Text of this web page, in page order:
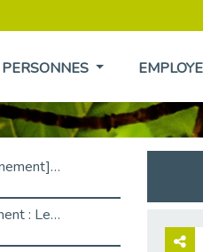
PERSONNES
[Retour sur événement] L'inclusion au cœur de la Place de l'Emploi à La Défense !
Travailler autrement : Le défi de l'intégration des maladies chroniques en entreprise